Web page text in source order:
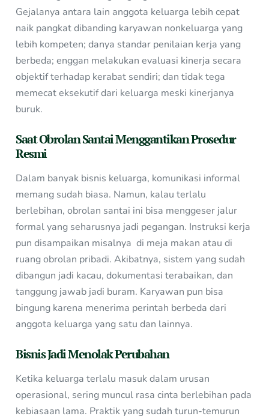
Gejalanya antara lain anggota keluarga lebih cepat
naik pangkat dibanding karyawan nonkeluarga yang
lebih kompeten; danya standar penilaian kerja yang
berbeda; enggan melakukan evaluasi kinerja secara
objektif terhadap kerabat sendiri; dan tidak tega
memecat eksekutif dari keluarga meski kinerjanya
buruk.
Saat Obrolan Santai Menggantikan Prosedur
Resmi
Dalam banyak bisnis keluarga, komunikasi informal
memang sudah biasa. Namun, kalau terlalu
berlebihan, obrolan santai ini bisa menggeser jalur
formal yang seharusnya jadi pegangan. Instruksi kerja
pun disampaikan misalnya di meja makan atau di
ruang obrolan pribadi. Akibatnya, sistem yang sudah
dibangun jadi kacau, dokumentasi terabaikan, dan
tanggung jawab jadi buram. Karyawan pun bisa
bingung karena menerima perintah berbeda dari
anggota keluarga yang satu dan lainnya.
Bisnis Jadi Menolak Perubahan
Ketika keluarga terlalu masuk dalam urusan
operasional, sering muncul rasa cinta berlebihan pada
kebiasaan lama. Praktik yang sudah turun-temurun